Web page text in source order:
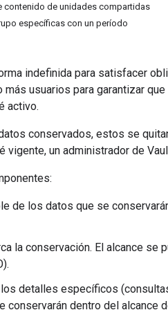
contenido de unidades compartidas
específicas con un período
indefinida para satisfacer
más usuarios para garantizar
activo.
conservados, estos se
vigente, un administrador de
de los datos que se
la conservación. El alcance se
detalles específicos
conservarán dentro del